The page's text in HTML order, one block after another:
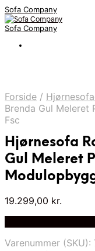
Sofa Company
Sofa Company
Forside /
Brenda Gul
Fsc
Hjørnesofa
Gul Meleret
19.299,00 kr.
Varenummer (SKU):